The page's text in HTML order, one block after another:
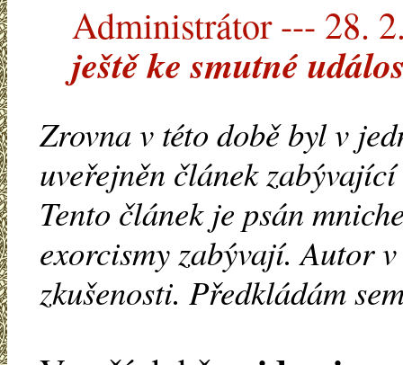
Administrátor --- 28.
ještě ke smutné
Zrovna v této době byl v
uveřejněn článek
Tento článek je psán
exorcismy zabývají. Autor
zkušenosti. Předkládám